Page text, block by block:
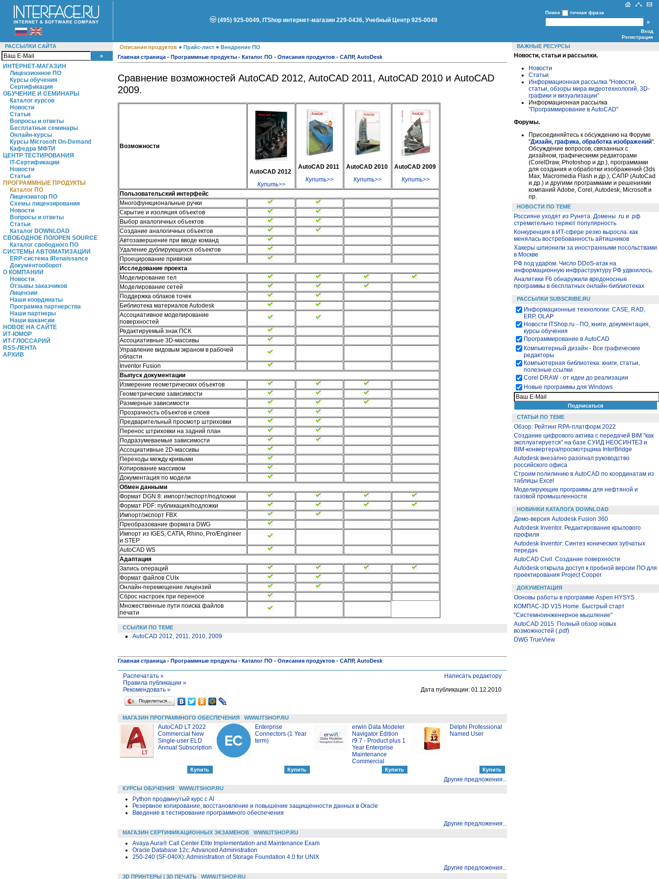
(495) 925-0049, ITShop интернет-магазин 229-0436, Учебный Центр 925-0049
Поиск точная фраза
Вход
Регистрация
РАССЫЛКИ САЙТА
ИНТЕРНЕТ-МАГАЗИН
Лицензионное ПО
Курсы обучения
Сертификация
ОБУЧЕНИЕ И СЕМИНАРЫ
Каталог курсов
Новости
Статьи
Вопросы и ответы
Бесплатные семинары
Онлайн-курсы
Курсы Microsoft On-Demand
Кафедра МФТИ
ЦЕНТР ТЕСТИРОВАНИЯ
IT-Сертификации
Новости
Статьи
ПРОГРАММНЫЕ ПРОДУКТЫ
Каталог ПО
Лицензиатор ПО
Схемы лицензирования
Новости
Вопросы и ответы
Статьи
Каталог DOWNLOAD
СВОБОДНОЕ ПО/OPEN SOURCE
Каталог свободного ПО
СИСТЕМЫ АВТОМАТИЗАЦИИ
ERP-система iRenaissance
Документооборот
О КОМПАНИИ
Новости
Отзывы заказчиков
Лицензии
Наши координаты
Программа партнерства
Наши партнеры
Наши вакансии
НОВОЕ НА САЙТЕ
ИТ-ЮМОР
ИТ-ГЛОССАРИЙ
RSS-ЛЕНТА
АРХИВ
Описания продуктов ● Прайс-лист ● Внедрение ПО
Главная страница - Программные продукты - Каталог ПО - Описания продуктов - САПР, AutoDesk
Сравнение возможностей AutoCAD 2012, AutoCAD 2011, AutoCAD 2010 и AutoCAD
2009.
Возможности
AutoCAD 2012
Купить>>
AutoCAD 2011
Купить>>
AutoCAD 2010
Купить>>
AutoCAD 2009
Купить>>
Пользовательский интерфейс
Многофункциональные ручки
Скрытие и изоляция объектов
Выбор аналогичных объектов
Создание аналогичных объектов
Автозавершение при вводе команд
Удаление дублирующихся объектов
Проецирование привязки
Исследование проекта
Моделирование тел
Моделирование сетей
Поддержка облаков точек
Библиотека материалов Autodesk
Ассоциативное моделирование
поверхностей
Редактируемый знак ПСК
Ассоциативные 3D-массивы
Управление видовым экраном в рабочей
области
Inventor Fusion
Выпуск документации
Измерение геометрических объектов
Геометрические зависимости
Размерные зависимости
Прозрачность объектов и слоев
Предварительный просмотр штриховки
Перенос штриховки на задний план
Подразумеваемые зависимости
Ассоциативные 2D-массивы
Переходы между кривыми
Копирование массивом
Документация по модели
Обмен данными
Формат DGN 8: импорт/экспорт/подложки
Формат PDF: публикация/подложки
Импорт/экспорт FBX
Преобразование формата DWG
Импорт из IGES, CATIA, Rhino, Pro/Engineer
и STEP
AutoCAD WS
Адаптация
Запись операций
Формат файлов CUIx
Онлайн-перемещение лицензий
Сброс настроек при переносе
Множественные пути поиска файлов
печати
ССЫЛКИ ПО ТЕМЕ
AutoCAD 2012, 2011, 2010, 2009
Главная страница - Программные продукты - Каталог ПО - Описания продуктов - САПР, AutoDesk
Распечатать »
Правила публикации »
Написать редактору
Рекомендовать »
Дата публикации: 01.12.2010
Поделиться…
МАГАЗИН ПРОГРАММНОГО ОБЕСПЕЧЕНИЯ WWW.ITSHOP.RU
AutoCAD LT 2022
Commercial New
Single-user ELD
Annual Subscription
Enterprise
Connectors (1 Year
term)
erwin Data Modeler
Navigator Edition
r9.7 - Product plus 1
Year Enterprise
Maintenance
Commercial
Delphi Professional
Named User
Другие предложения...
КУРСЫ ОБУЧЕНИЯ WWW.ITSHOP.RU
Python продвинутый курс с AI
Резервное копирование, восстановление и повышение защищенности данных в Oracle
Введение в тестирование программного обеспечения
Другие предложения...
МАГАЗИН СЕРТИФИКАЦИОННЫХ ЭКЗАМЕНОВ WWW.ITSHOP.RU
Avaya Aura® Call Center Elite Implementation and Maintenance Exam
Oracle Database 12c: Advanced Administration
250-240 (SF-040X): Administration of Storage Foundation 4.0 for UNIX
Другие предложения...
3D ПРИНТЕРЫ | 3D ПЕЧАТЬ WWW.ITSHOP.RU
ВАЖНЫЕ РЕСУРСЫ
Новости, статьи и рассылки.
Новости
Статьи
Информационная рассылка "Новости,
статьи, обзоры мира видеотехнологий, 3D-
графики и визуализации"
Информационная рассылка
"Программирование в AutoCAD"
Форумы.
Присоединяйтесь к обсуждению на Форуме
"Дизайн, графика, обработка изображений".
Обсуждение вопросов, связанных с
дизайном, графическими редакторами
(CorelDraw, Photoshop и др.), программами
для создания и обработки изображений (3ds
Max, Macromedia Flash и др.), САПР (AutoCad
и др.) и другими программами и решениями
компаний Adobe, Corel, Autodesk, Microsoft и
пр.
НОВОСТИ ПО ТЕМЕ
Россияне уходят из Рунета. Домены .ru и .рф
стремительно теряют популярность
Конкуренция в ИТ-сфере резко выросла: как
менялась востребованность айтишников
Хакеры шпионили за иностранными посольствами
в Москве
РФ под ударом. Число DDoS-атак на
информационную инфраструктуру РФ удвоилось.
Аналитики F6 обнаружили вредоносные
программы в бесплатных онлайн-библиотеках
РАССЫЛКИ SUBSCRIBE.RU
Информационные технологии: CASE, RAD,
ERP, OLAP
Новости ITShop.ru - ПО, книги, документация,
курсы обучения
Программирование в AutoCAD
Компьютерный дизайн - Все графические
редакторы
Компьютерная библиотека: книги, статьи,
полезные ссылки
Corel DRAW - от идеи до реализации
Новые программы для Windows
СТАТЬИ ПО ТЕМЕ
Обзор: Рейтинг RPA-платформ 2022
Создание цифрового актива с передачей BIM "как
эксплуатируется" на базе СУИД НЕОСИНТЕЗ и
BIM-конвертера/просмотрщика InterBridge
Autodesk внезапно разогнал руководство
российского офиса
Строим полилинию в AutoCAD по координатам из
таблицы Excel
Моделирующие программы для нефтяной и
газовой промышленности
НОВИНКИ КАТАЛОГА DOWNLOAD
Демо-версия Autodesk Fusion 360
Autodesk Inventor. Редактирование крылового
профиля
Autodesk Inventor: Синтез конических зубчатых
передач
AutoCAD Civil. Создание поверхности
Autodesk открыла доступ к пробной версии ПО для
проектирования Project Cooper
ДОКУМЕНТАЦИЯ
Основы работы в программе Aspen HYSYS
КОМПАС-3D V15 Home. Быстрый старт
"Системноинженерное мышление"
AutoCAD 2015: Полный обзор новых
возможностей (.pdf)
DWG TrueView